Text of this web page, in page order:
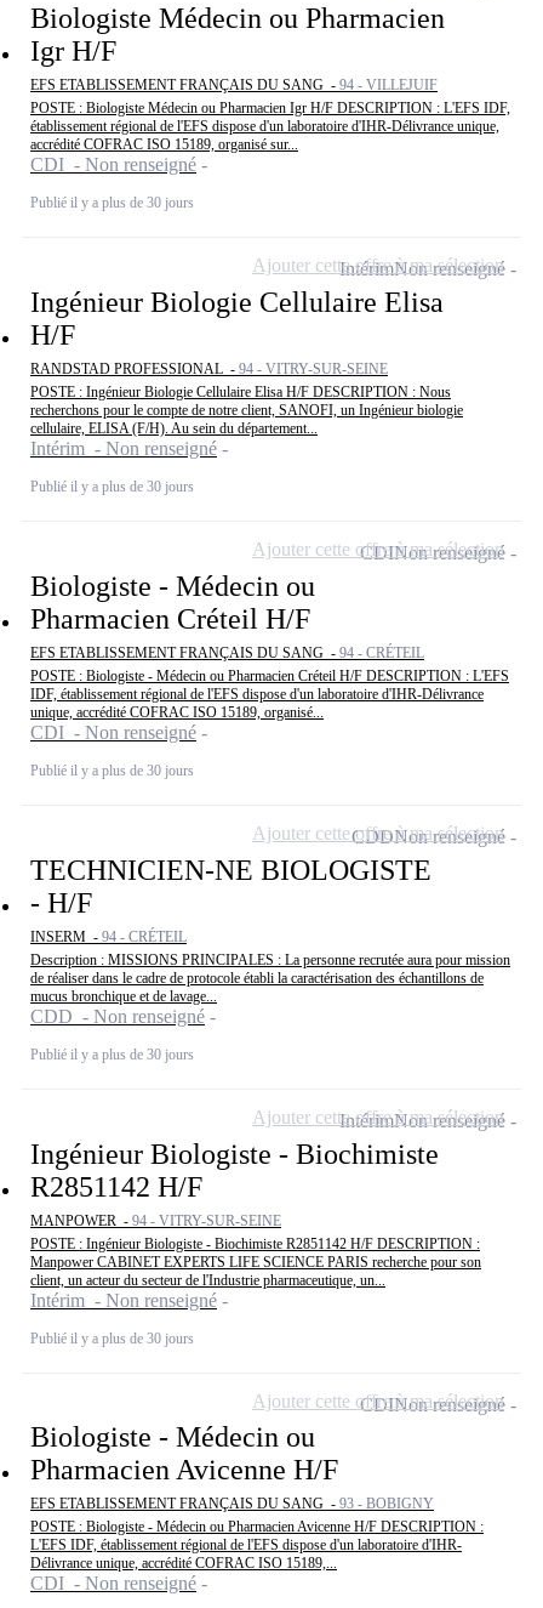
Biologiste Médecin ou Pharmacien
Igr H/F
EFS ETABLISSEMENT FRANÇAIS DU SANG - 94 - VILLEJUIF
POSTE : Biologiste Médecin ou Pharmacien Igr H/F DESCRIPTION : L'EFS IDF,
établissement régional de l'EFS dispose d'un laboratoire d'IHR-Délivrance unique,
accrédité COFRAC ISO 15189, organisé sur...
CDI - Non renseigné
Publié il y a plus de 30 jours
Ingénieur Biologie Cellulaire Elisa
H/F
RANDSTAD PROFESSIONAL - 94 - VITRY-SUR-SEINE
POSTE : Ingénieur Biologie Cellulaire Elisa H/F DESCRIPTION : Nous
recherchons pour le compte de notre client, SANOFI, un Ingénieur biologie
cellulaire, ELISA (F/H). Au sein du département...
Intérim - Non renseigné
Publié il y a plus de 30 jours
IntérimNon renseigné
Ajouter cette offre à ma sélection
Biologiste - Médecin ou
Pharmacien Créteil H/F
EFS ETABLISSEMENT FRANÇAIS DU SANG - 94 - CRÉTEIL
POSTE : Biologiste - Médecin ou Pharmacien Créteil H/F DESCRIPTION : L'EFS
IDF, établissement régional de l'EFS dispose d'un laboratoire d'IHR-Délivrance
unique, accrédité COFRAC ISO 15189, organisé...
CDI - Non renseigné
Publié il y a plus de 30 jours
CDINon renseigné
Ajouter cette offre à ma sélection
TECHNICIEN-NE BIOLOGISTE
- H/F
INSERM - 94 - CRÉTEIL
Description : MISSIONS PRINCIPALES : La personne recrutée aura pour mission
de réaliser dans le cadre de protocole établi la caractérisation des échantillons de
mucus bronchique et de lavage...
CDD - Non renseigné
Publié il y a plus de 30 jours
CDDNon renseigné
Ajouter cette offre à ma sélection
Ingénieur Biologiste - Biochimiste
R2851142 H/F
MANPOWER - 94 - VITRY-SUR-SEINE
POSTE : Ingénieur Biologiste - Biochimiste R2851142 H/F DESCRIPTION :
Manpower CABINET EXPERTS LIFE SCIENCE PARIS recherche pour son
client, un acteur du secteur de l'Industrie pharmaceutique, un...
Intérim - Non renseigné
Publié il y a plus de 30 jours
IntérimNon renseigné
Ajouter cette offre à ma sélection
Biologiste - Médecin ou
Pharmacien Avicenne H/F
EFS ETABLISSEMENT FRANÇAIS DU SANG - 93 - BOBIGNY
POSTE : Biologiste - Médecin ou Pharmacien Avicenne H/F DESCRIPTION :
L'EFS IDF, établissement régional de l'EFS dispose d'un laboratoire d'IHR-
Délivrance unique, accrédité COFRAC ISO 15189,...
CDI - Non renseigné
CDINon renseigné
Ajouter cette offre à ma sélection